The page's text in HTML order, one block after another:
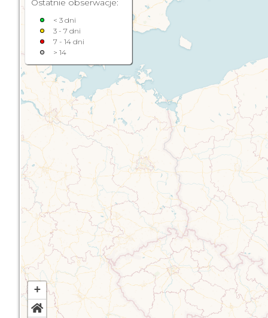
Ostatnie obserwacje:
< 3 dni
3 - 7 dni
7 - 14 dni
> 14
+